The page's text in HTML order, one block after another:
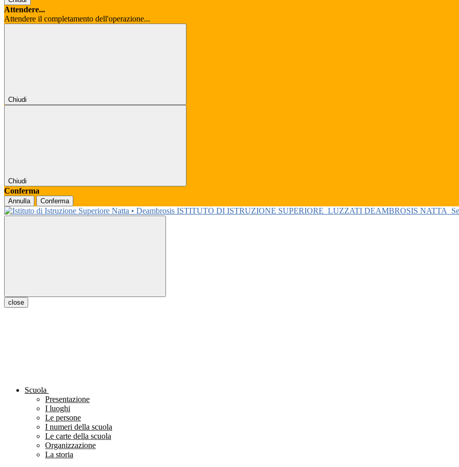
Attendere...
Attendere il completamento dell'operazione...
Chiudi
Chiudi
Conferma
Annulla Conferma
ISTITUTO DI ISTRUZIONE SUPERIORE LUZZATI DEAMBROSIS NATTA
close
Scuola
Presentazione
I luoghi
Le persone
I numeri della scuola
Le carte della scuola
Organizzazione
La storia